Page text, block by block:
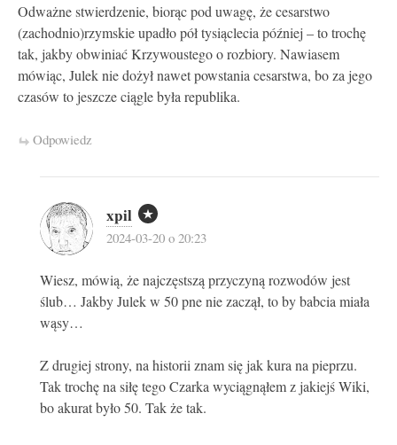
Odważne stwierdzenie, biorąc pod uwagę, że cesarstwo
(zachodnio)rzymskie upadło pół tysiąclecia później – to trochę
tak, jakby obwiniać Krzywoustego o rozbiory. Nawiasem
mówiąc, Julek nie dożył nawet powstania cesarstwa, bo za jego
czasów to jeszcze ciągle była republika.
Odpowiedz
xpil
2024-03-20 o 20:23
Wiesz, mówią, że najczęstszą przyczyną rozwodów jest
ślub… Jakby Julek w 50 pne nie zaczął, to by babcia miała
wąsy…
Z drugiej strony, na historii znam się jak kura na pieprzu.
Tak trochę na siłę tego Czarka wyciągnąłem z jakiejś Wiki,
bo akurat było 50. Tak że tak.